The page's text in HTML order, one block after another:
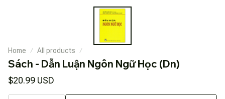
Home All products
Sách - Dẫn Luận Ngôn Ngữ Học (Dn)
$20.99 USD